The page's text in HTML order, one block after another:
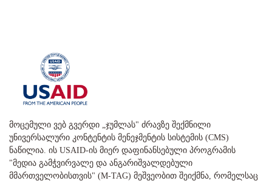
მოცემული ვებ გვერდი „ჯუმლას" ძრავზე შექმნილი
უნივერსალური კონტენტის მენეჯმენტის სისტემის (CMS)
ნაწილია. ის USAID-ის მიერ დაფინანსებული პროგრამის
"მედია გამჭვირვალე და ანგარიშვალდებული
მმართველობისთვის" (M-TAG) მეშვეობით შეიქმნა, რომელსაც